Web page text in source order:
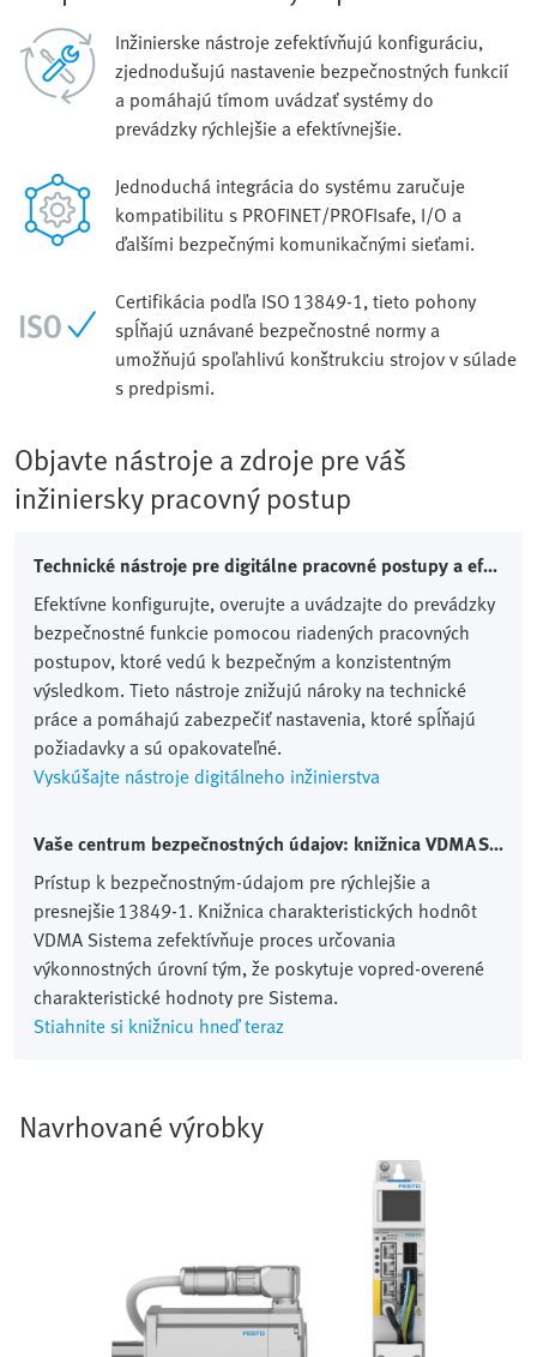
Inžinierske nástroje zefektívňujú konfiguráciu,
zjednodušujú nastavenie bezpečnostných funkcií
a pomáhajú tímom uvádzať systémy do
prevádzky rýchlejšie a efektívnejšie.
Jednoduchá integrácia do systému zaručuje
kompatibilitu s PROFINET/PROFIsafe, I/O a
ďalšími bezpečnými komunikačnými sieťami.
Certifikácia podľa ISO 13849‑1, tieto pohony
spĺňajú uznávané bezpečnostné normy a
umožňujú spoľahlivú konštrukciu strojov v súlade
s predpismi.
Objavte nástroje a zdroje pre váš
inžiniersky pracovný postup
Technické nástroje pre digitálne pracovné postupy a efektívne nastavenia
Efektívne konfigurujte, overujte a uvádzajte do prevádzky
bezpečnostné funkcie pomocou riadených pracovných
postupov, ktoré vedú k bezpečným a konzistentným
výsledkom. Tieto nástroje znižujú nároky na technické
práce a pomáhajú zabezpečiť nastavenia, ktoré spĺňajú
požiadavky a sú opakovateľné.
Vyskúšajte nástroje digitálneho inžinierstva
Vaše centrum bezpečnostných údajov: knižnica VDMA Sistema library
Prístup k bezpečnostným‑údajom pre rýchlejšie a
presnejšie 13849‑1. Knižnica charakteristických hodnôt
VDMA Sistema zefektívňuje proces určovania
výkonnostných úrovní tým, že poskytuje vopred‑overené
charakteristické hodnoty pre Sistema.
Stiahnite si knižnicu hneď teraz
Navrhované výrobky